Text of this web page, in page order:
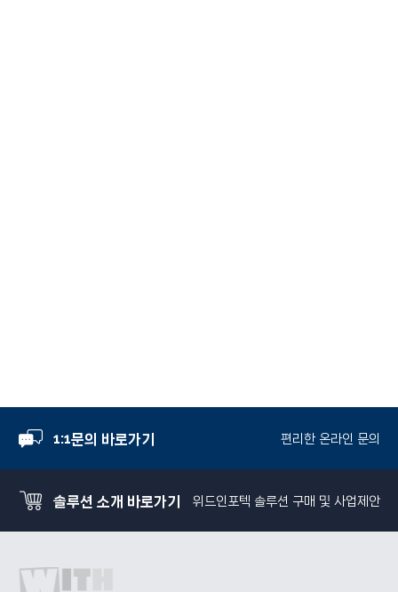
1:1문의 바로가기 편리한 온라인 문의
솔루션 소개 바로가기 위드인포텍 솔루션 구매 및 사업제안